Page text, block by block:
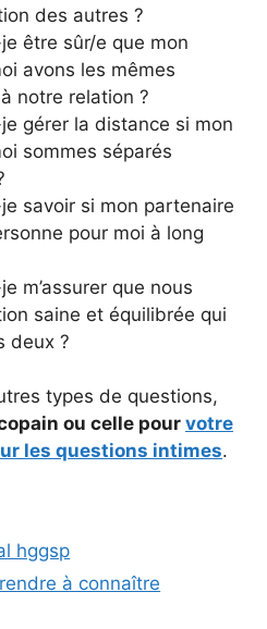
des autres ?
être sûr/e que mon
avons les mêmes
notre relation ?
gérer la distance si mon
sommes séparés
savoir si mon partenaire
pour moi à long
m’assurer que nous
saine et équilibrée qui
deux ?
types de questions,
ou celle pourvotre
les questions intimes.
hggsp
à connaître